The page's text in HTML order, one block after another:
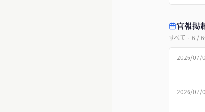
官報掲
すべて · 6 /6
2026/07/
2026/07/